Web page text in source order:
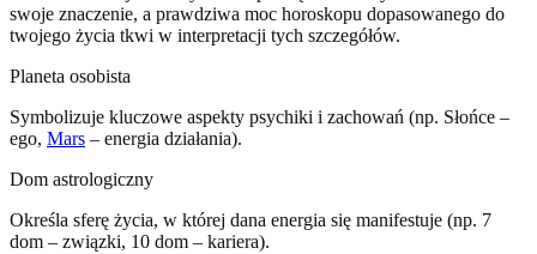
swoje znaczenie, a prawdziwa moc horoskopu dopasowanego do
twojego życia tkwi w interpretacji tych szczegółów.
Planeta osobista
Symbolizuje kluczowe aspekty psychiki i zachowań (np. Słońce –
ego, Mars – energia działania).
Dom astrologiczny
Określa sferę życia, w której dana energia się manifestuje (np. 7
dom – związki, 10 dom – kariera).